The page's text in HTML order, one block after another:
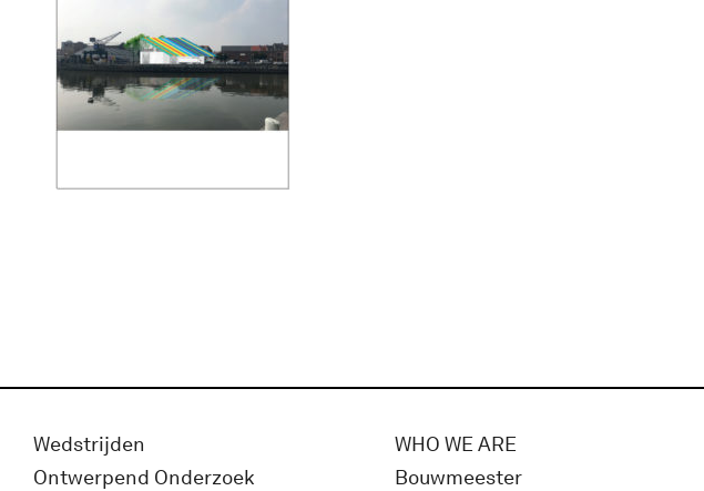
Wedstrijden
Ontwerpend Onderzoek
WHO WE ARE
Bouwmeester